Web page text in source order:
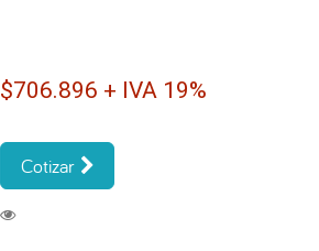
$706.896 + IVA 19%
Cotizar